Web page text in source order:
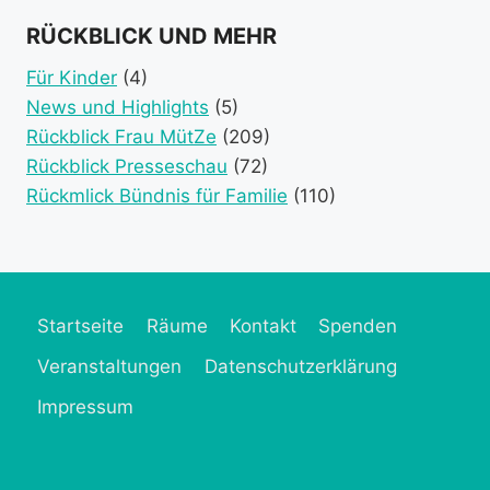
event
event
event
RÜCKBLICK UND MEHR
Für Kinder (4)
News und Highlights (5)
Rückblick Frau MütZe (209)
Rückblick Presseschau (72)
Rückmlick Bündnis für Familie (110)
Startseite Räume Kontakt
Spenden
Veranstaltungen
Datenschutzerklärung
Impressum